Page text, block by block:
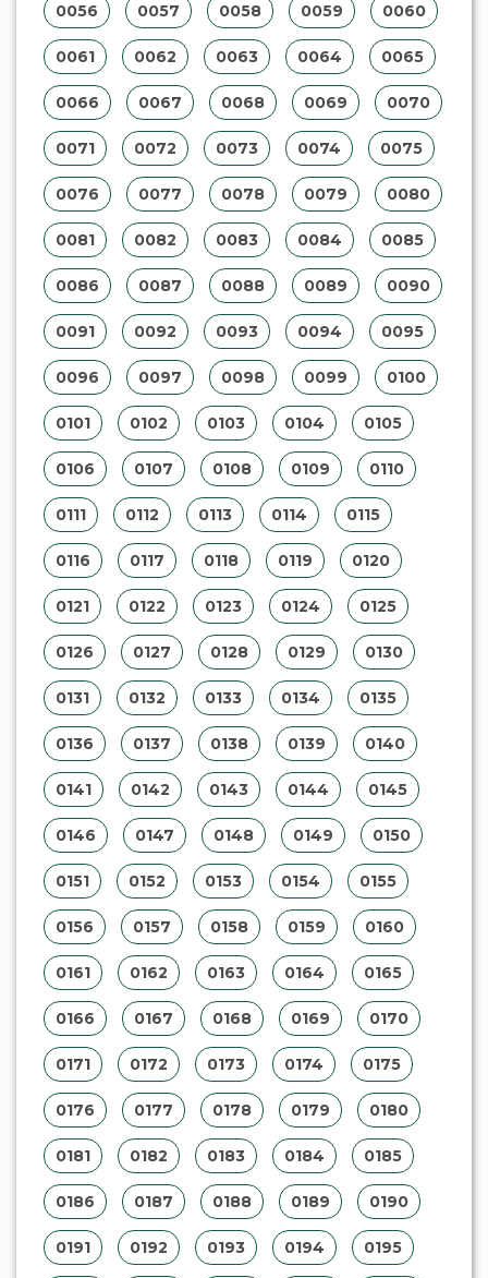
0056 0057 0058 0059 0060
0061 0062 0063 0064 0065
0066 0067 0068 0069 0070
0071 0072 0073 0074 0075
0076 0077 0078 0079 0080
0081 0082 0083 0084 0085
0086 0087 0088 0089 0090
0091 0092 0093 0094 0095
0096 0097 0098 0099 0100
0101 0102 0103 0104 0105
0106 0107 0108 0109 0110
0111 0112 0113 0114 0115
0116 0117 0118 0119 0120
0121 0122 0123 0124 0125
0126 0127 0128 0129 0130
0131 0132 0133 0134 0135
0136 0137 0138 0139 0140
0141 0142 0143 0144 0145
0146 0147 0148 0149 0150
0151 0152 0153 0154 0155
0156 0157 0158 0159 0160
0161 0162 0163 0164 0165
0166 0167 0168 0169 0170
0171 0172 0173 0174 0175
0176 0177 0178 0179 0180
0181 0182 0183 0184 0185
0186 0187 0188 0189 0190
0191 0192 0193 0194 0195